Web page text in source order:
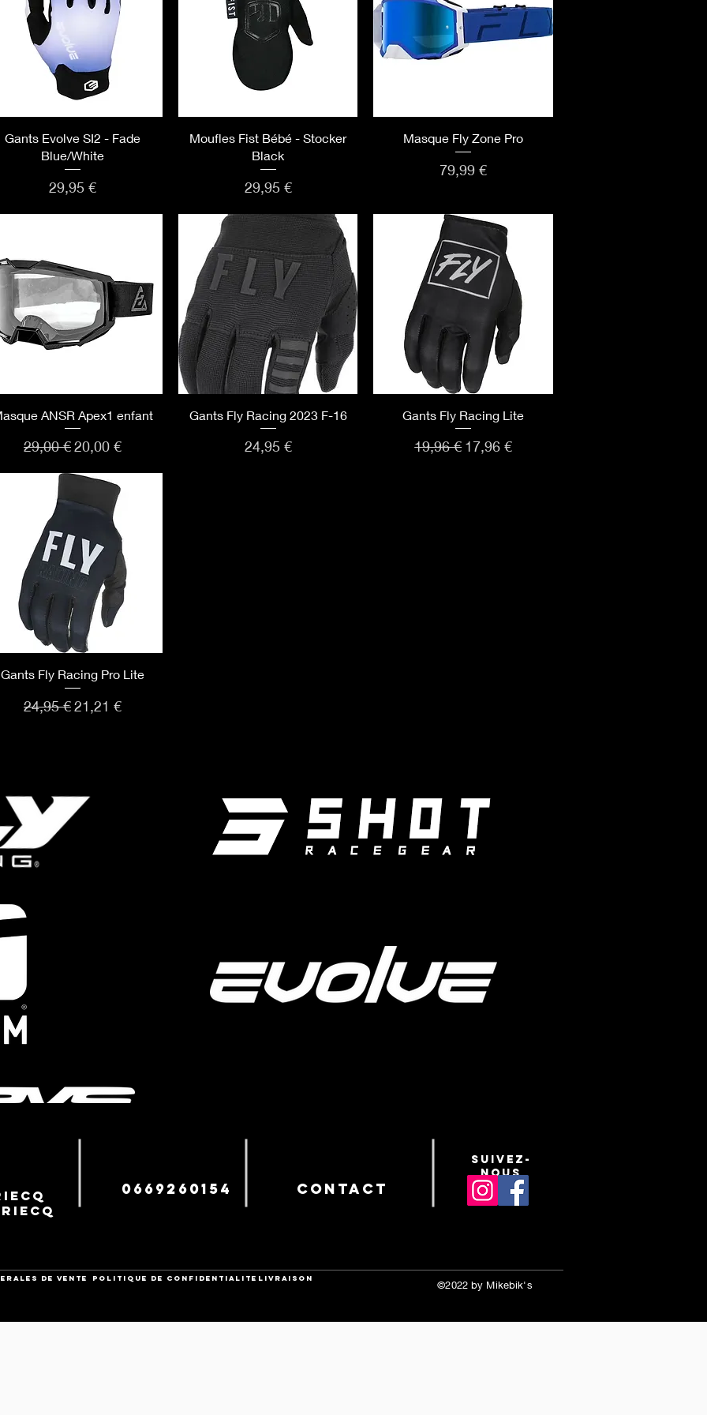
Aperçu rapide
Gants Evolve SI2 - Fade
Blue/White
Prix
29,95 €
Aperçu rapide
Moufles Fist Bébé - Stocker
Black
Prix
29,95 €
Aperçu rapide
Masque Fly Zone Pro
Prix
79,99 €
Aperçu rapide
ANSR Apex1 enfant
Prix original
29,00 €Prix promotionnel
20,00 €
Aperçu rapide
Gants Fly Racing 2023 F-16
Prix
24,95 €
Aperçu rapide
Gants Fly Racing Lite
Prix original
19,96 € Prix promotionnel
17,96 €
Aperçu rapide
Gants Fly Racing Pro Lite
Prix original
24,95 €Prix promotionnel
21,21 €
contact
suivez-
nous
0669260154
DE VENTE Livraison
POLITIQUE DE CONFIDENTIALITE
©2022 by Mikebik's